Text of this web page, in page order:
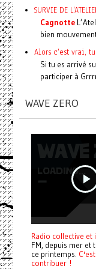
SURVIE DE
Cagnotte
bien
Alors c'est vrai,
Si tu es arrivé
participer à
WAVE ZERO
Radio collective et
FM, depuis mer et
ce printemps.
contribuer !